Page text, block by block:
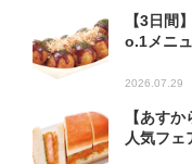
【3日間
o.1メニ
2026.07.29
【あす
人気フェ